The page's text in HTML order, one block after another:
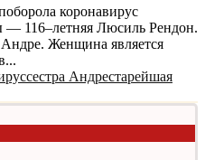
коронавирус
— 116–летняя Люсиль Рендон.
Андре. Женщина является
сестра Андрестарейшая